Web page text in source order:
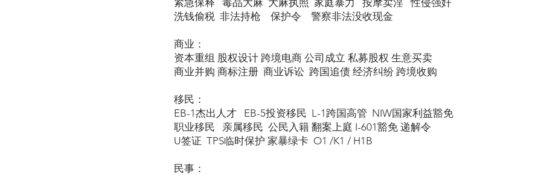
紧急保释 毒品大麻 大麻执照 家庭暴力 按摩卖淫 性侵强奸
洗钱偷税 非法持枪 保护令 警察非法没收现金
商业：
资本重组 股权设计 跨境电商 公司成立 私募股权 生意买卖
商业并购 商标注册 商业诉讼 跨国追债 经济纠纷 跨境收购
移民：
EB-1杰出人才 EB-5投资移民 L-1跨国高管 NIW国家利益豁免
职业移民 亲属移民 公民入籍 翻案上庭 I-601豁免 递解令
U签证 TPS临时保护 家暴绿卡 O1 /K1 / H1B
民事：